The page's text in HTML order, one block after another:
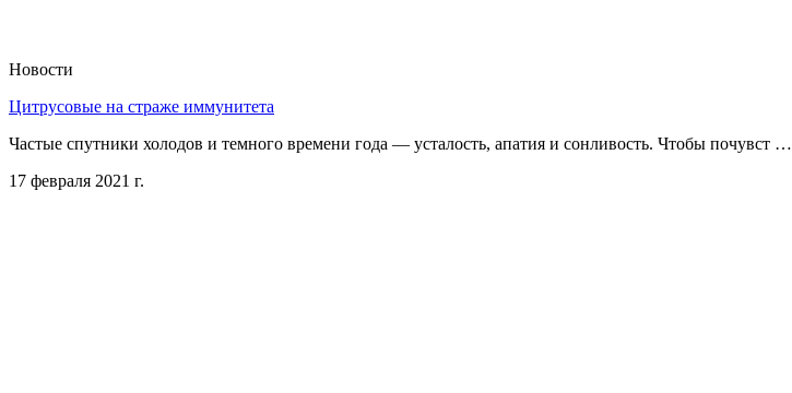
Новости
Цитрусовые на страже иммунитета
Частые спутники холодов и темного времени года — усталость, апатия и сонливость. Чтобы почувст …
17 февраля 2021 г.